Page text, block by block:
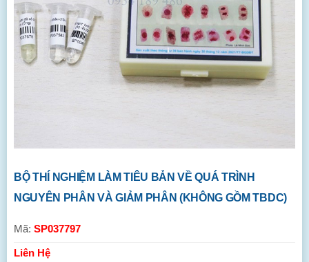
BỘ THÍ NGHIỆM LÀM TIÊU BẢN VỀ QUÁ TRÌNH
NGUYÊN PHÂN VÀ GIẢM PHÂN (KHÔNG GỒM TBDC)
Mã: SP037797
Liên Hệ